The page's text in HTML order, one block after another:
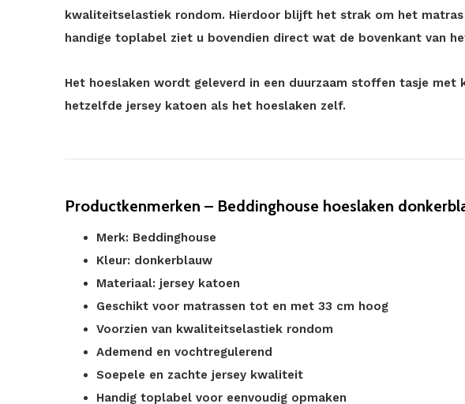
kwaliteitselastiek rondom. Hierdoor blijft het strak om het
handige toplabel ziet u bovendien direct wat de bovenkant van
Het hoeslaken wordt geleverd in een duurzaam stoffen tasje met
hetzelfde jersey katoen als het hoeslaken zelf.
Productkenmerken – Beddinghouse hoeslaken
Merk: Beddinghouse
Kleur: donkerblauw
Materiaal: jersey katoen
Geschikt voor matrassen tot en met 33 cm hoog
Voorzien van kwaliteitselastiek rondom
Ademend en vochtregulerend
Soepele en zachte jersey kwaliteit
Handig toplabel voor eenvoudig opmaken